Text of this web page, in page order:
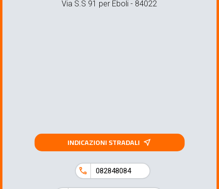
Via S.S 91 per Eboli - 84022
INDICAZIONI STRADALI near_me
call 082848084